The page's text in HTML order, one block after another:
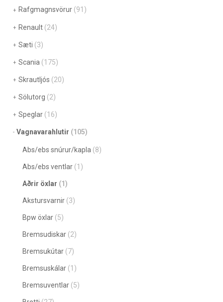
Rafgmagnsvörur (91)
Renault (24)
Sæti (3)
Scania (175)
Skrautljós (20)
Sölutorg (2)
Speglar (16)
Vagnavarahlutir (105)
Abs/ebs snúrur/kapla (8)
Abs/ebs ventlar (1)
Aðrir öxlar (1)
Akstursvarnir (3)
Bpw öxlar (5)
Bremsudiskar (2)
Bremsukútar (7)
Bremsuskálar (1)
Bremsuventlar (5)